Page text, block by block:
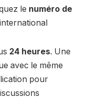
le numéro de
24 heures. Une
avec le même
pour